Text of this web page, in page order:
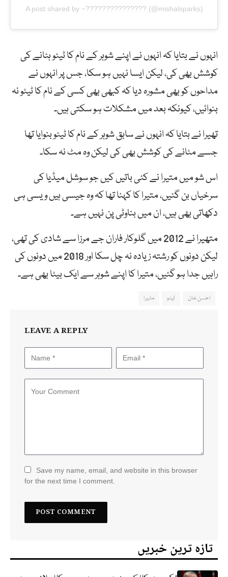
A post shared by ~??????????????? (@mishalsparks)
انہوں نے بتایا کہ انہوں نے اپنے شوہر کے نام کا ٹیٹو ہٹانے کی
کوشش بھی کی، لیکن ایسا نہیں ہو سکا، جس پر انہوں نے
مداحوں کو بھی مشورہ دیا کہ کبھی بھی کسی کے نام کا ٹیٹو نہ
بنوائیں، کیونکہ بعد میں مشکلات ہو سکتی ہیں۔
تھیرا نے بتایا کہ انہوں نے سابق شوہر کے نام کا ٹیٹو بنوایا تھا
جسے مٹانے کی کوشش بھی کی لیکن وہ مٹ نہ سکا۔
اس شو میں متیرا نے کئی باتیں کیں جو سوشل میڈیا کی
سرخیاں بن گئیں، متیرا کا کہنا تھا کہ وہ جیسی ہیں ویسی ہی
دکھاتی بھی ہیں، ان میں بناوٹی پن نہیں ہے۔
متھیرا نے 2012 میں گلوکار فاران جے مرزا سے شادی کی تھی،
لیکن دونوں کو رشتہ زیادہ نہ چل سکا اور 2018 میں دونوں کی
راہیں جدا ہو گئیں، متیرا کا اپنے شوہر سے ایک بیٹا بھی ہے۔
احسن خان ٹیٹو متیرا
LEAVE A REPLY
Save my name, email, and website in this browser
for the next time I comment.
تازہ ترین خبریں